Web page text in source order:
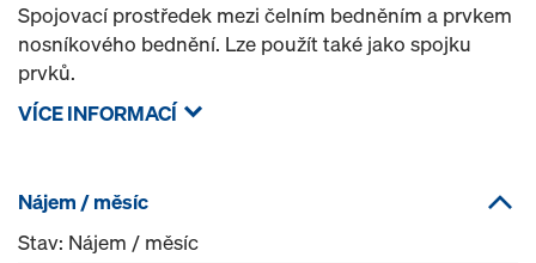
Spojovací prostředek mezi čelním bedněním a prvkem
nosníkového bednění. Lze použít také jako spojku
prvků.
VÍCE INFORMACÍ
Nájem / měsíc
Stav: Nájem / měsíc